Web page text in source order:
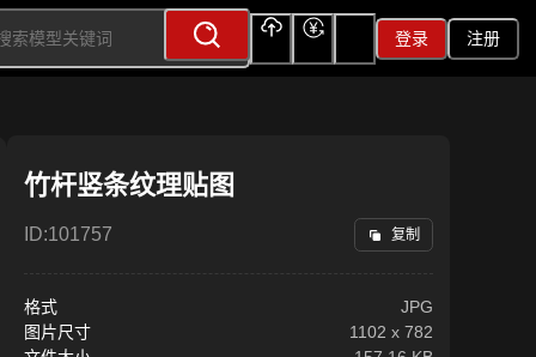
登录 注册
竹杆竖条纹理贴图
ID:101757 复制
格式
JPG
图片尺寸
1102 x 782